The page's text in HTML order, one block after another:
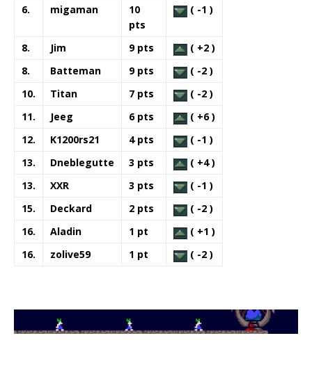
6. migaman
10
pts
( -1 )
8. Jim 9 pts
( +2 )
8.
Batteman 9 pts
( -2 )
10.
Titan 7 pts
( -2 )
11.
Jeeg 6 pts
( +6 )
12.
K1200rs21 4 pts
( -1 )
13.
Dneblegutte 3 pts
( +4 )
13.
XXR 3 pts
( -1 )
15.
Deckard 2 pts
( -2 )
16.
Aladin 1 pt
( +1 )
16.
zolive59 1 pt ( -2 )